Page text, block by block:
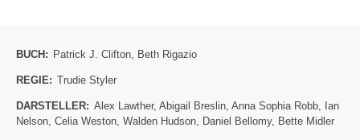
BUCH: Patrick J. Clifton, Beth Rigazio
REGIE: Trudie Styler
DARSTELLER: Alex Lawther, Abigail Breslin, Anna Sophia Robb, Ian
Nelson, Celia Weston, Walden Hudson, Daniel Bellomy, Bette Midler